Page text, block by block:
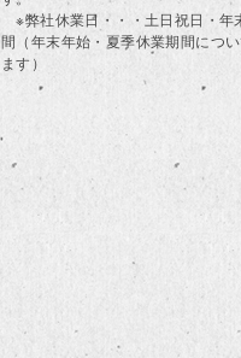
※弊社休業日・・・土日祝日・年
間（年末年始・夏季休業期間につ
ます）